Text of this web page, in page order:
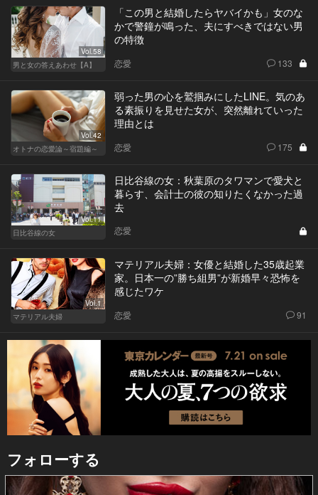
Vol.58
男と女の答えあわせ【A】
「この男と結婚したらヤバイかも」女のな
かで警鐘が鳴った、夫にすべきではない男
の特徴
恋愛 133
Vol.42
オトナの恋愛論～宿題編～
弱った男の心を鷲掴みにしたLINE。気のあ
る素振りを見せた女が、突然離れていった
理由とは
恋愛 175
Vol.11
日比谷線の女
日比谷線の女：秋葉原のタワマンで愛犬と
暮らす、会計士の彼の知りたくなかった過
去
恋愛
Vol.1
マテリアル夫婦
マテリアル夫婦：女優と結婚した35歳起業
家。日本一の”勝ち組男”が新婚早々恐怖を
感じたワケ
恋愛 91
フォローする